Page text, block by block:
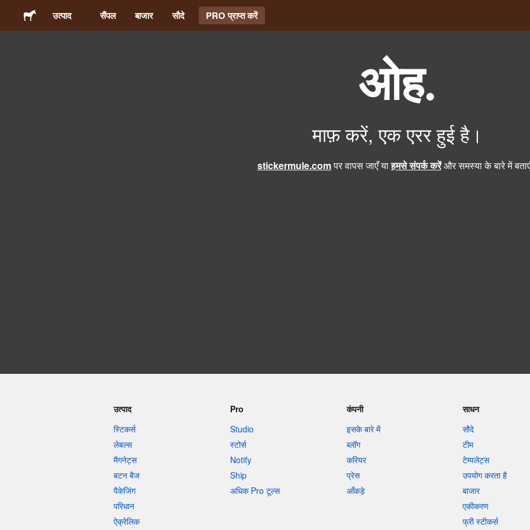
उत्पाद सैंपल बाजार सौदे PRO प्राप्त करें
ओह.
माफ़ करें, एक एरर हुई है।
stickermule.comपर वापस जाएँ याहमसे संपर्क करेंऔर समस्या के बारे में
उत्पाद
स्टिकर्स
लेबल्स
मैगनेट्स
बटन बैज
पैकेजिंग
परिधान
ऐक्रेलिक
Pro
Studio
स्टोर्स
Notify
Ship
अधिक Pro टूल्स
कंपनी
इसके बारे में
ब्लॉग
करियर
प्रेस
आँकड़े
साधन
सौदे
टीम
टेम्पलेट्स
उपयोग करता है
बाजार
एकीकरण
फ्री स्टीकर्स